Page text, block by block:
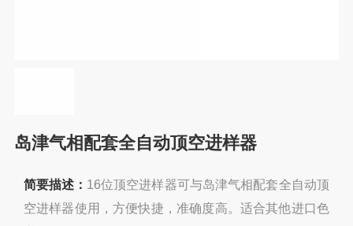
岛津气相配套全自动顶空进样器
简要描述： 16位顶空进样器可与岛津气相配套全自动顶
空进样器使用，方便快捷，准确度高。适合其他进口色